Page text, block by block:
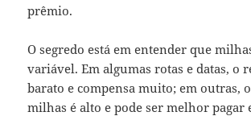
prêmio.
O segredo está em entender que
variável. Em algumas rotas e datas, o
barato e compensa muito; em outras,
milhas é alto e pode ser melhor pagar